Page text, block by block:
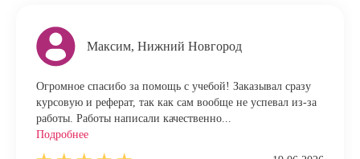
Максим, Нижний Новгород
Огромное спасибо за помощь с учебой! Заказывал сразу
курсовую и реферат, так как сам вообще не успевал из-за
работы. Работы написали качественно...
Подробнее